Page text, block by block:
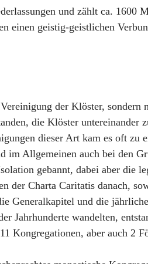
und zählt ca. 1600
einen geistig-geistlichen
der Klöster,
die Klöster
dieser Art kam es oft
im Allgemeinen auch bei den
gebannt, dabei aber die
der Charta Caritatis danach,
Generalkapitel und die
Jahrhunderte wandelten,
Kongregationen, aber auch